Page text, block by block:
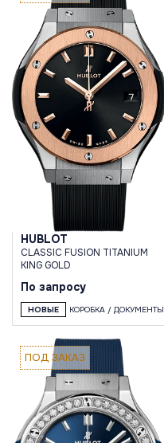
HUBLOT
CLASSIC FUSION TITANIUM
KING GOLD
По запросу
НОВЫЕ КОРОБКА / ДОКУМЕНТЫ
ПОД ЗАКАЗ